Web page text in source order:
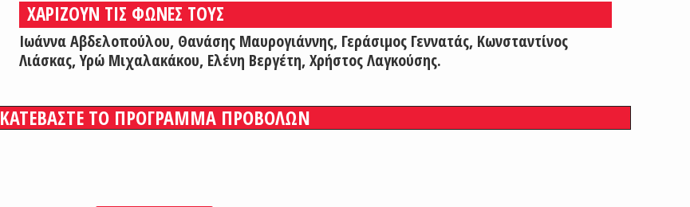
ΧΑΡΙΖΟΥΝ ΤΙΣ ΦΩΝΕΣ ΤΟΥΣ
Ιωάννα Αβδελοπούλου, Θανάσης Μαυρογιάννης, Γεράσιμος Γεννατάς, Κωνσταντίνος
Λιάσκας, Υρώ Μιχαλακάκου, Ελένη Βεργέτη, Χρήστος Λαγκούσης.
ΚΑΤΕΒΑΣΤΕ ΤΟ ΠΡΟΓΡΑΜΜΑ ΠΡΟΒΟΛΩΝ